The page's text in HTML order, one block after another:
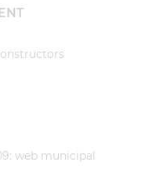
web municipal